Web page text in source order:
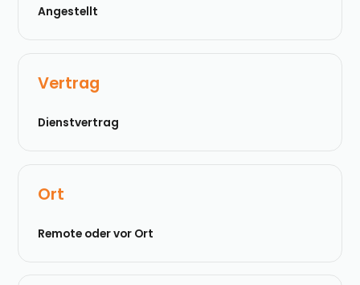
Angestellt
Vertrag
Dienstvertrag
Ort
Remote oder vor Ort